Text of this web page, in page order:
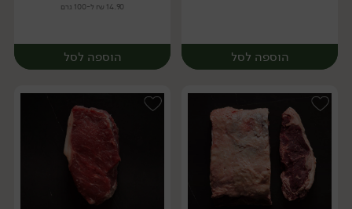
הוספה לסל
14.90 ₪ ל-100 גרם
הוספה לסל